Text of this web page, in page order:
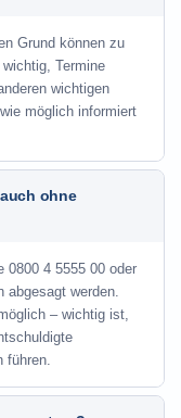
Grund können zu
Termine
wichtigen
möglich informiert
ohne
0800 4 5555 00 oder
abgesagt werden.
– wichtig ist,
führen.